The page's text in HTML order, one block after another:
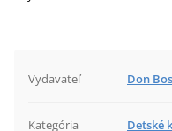
Vydavateľ Don
Kategória Detské